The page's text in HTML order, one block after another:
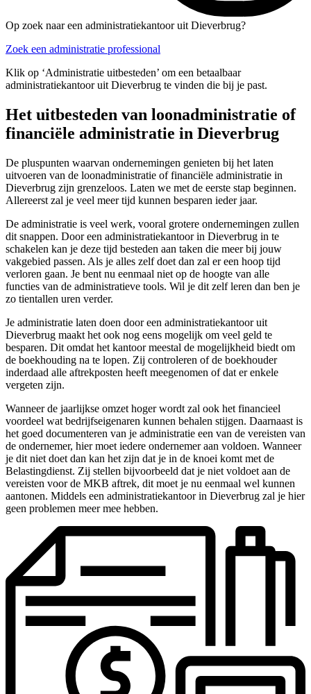
Op zoek naar een administratiekantoor uit Dieverbrug?
Zoek een administratie professional
Klik op ‘Administratie uitbesteden’ om een betaalbaar
administratiekantoor uit Dieverbrug te vinden die bij je past.
Het uitbesteden van loonadministratie of
financiële administratie in Dieverbrug
De pluspunten waarvan ondernemingen genieten bij het laten
uitvoeren van de loonadministratie of financiële administratie in
Dieverbrug zijn grenzeloos. Laten we met de eerste stap beginnen.
Allereerst zal je veel meer tijd kunnen besparen ieder jaar.
De administratie is veel werk, vooral grotere ondernemingen zullen
dit snappen. Door een administratiekantoor in Dieverbrug in te
schakelen kan je deze tijd besteden aan taken die meer bij jouw
vakgebied passen. Als je alles zelf doet dan zal er een hoop tijd
verloren gaan. Je bent nu eenmaal niet op de hoogte van alle
functies van de administratieve tools. Wil je dit zelf leren dan ben je
zo tientallen uren verder.
Je administratie laten doen door een administratiekantoor uit
Dieverbrug maakt het ook nog eens mogelijk om veel geld te
besparen. Dit omdat het kantoor meestal de mogelijkheid biedt om
de boekhouding na te lopen. Zij controleren of de boekhouder
inderdaad alle aftrekposten heeft meegenomen of dat er enkele
vergeten zijn.
Wanneer de jaarlijkse omzet hoger wordt zal ook het financieel
voordeel wat bedrijfseigenaren kunnen behalen stijgen. Daarnaast is
het goed documenteren van je administratie een van de vereisten van
de ondernemer, hier moet iedere ondernemer aan voldoen. Wanneer
je dit niet doet dan kan het zijn dat je in de knoei komt met de
Belastingdienst. Zij stellen bijvoorbeeld dat je niet voldoet aan de
vereisten voor de MKB aftrek, dit moet je nu eenmaal wel kunnen
aantonen. Middels een administratiekantoor in Dieverbrug zal je hier
geen problemen meer mee hebben.